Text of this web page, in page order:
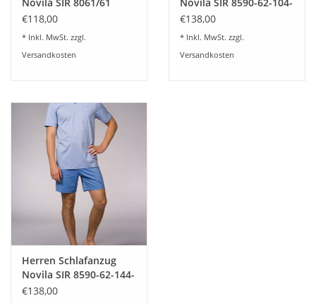
kurz- 3 Farbstellungen
€118,00
* Inkl. MwSt. zzgl.
Versandkosten
kurz -marineblau
€138,00
* Inkl. MwSt. zzgl.
Versandkosten
Herren Schlafanzug
Novila SIR 8590-62-144-
kurz -hellblau
€138,00